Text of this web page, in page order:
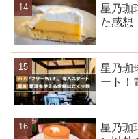
星乃珈
た感想
星乃珈
ート！
星乃珈